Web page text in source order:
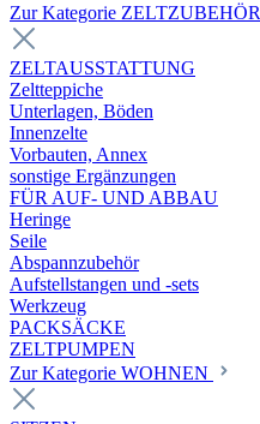
Zur Kategorie ZELTZUBEHÖR
ZELTAUSSTATTUNG
Zeltteppiche
Unterlagen, Böden
Innenzelte
Vorbauten, Annex
sonstige Ergänzungen
FÜR AUF- UND ABBAU
Heringe
Seile
Abspannzubehör
Aufstellstangen und -sets
Werkzeug
PACKSÄCKE
ZELTPUMPEN
Zur Kategorie WOHNEN